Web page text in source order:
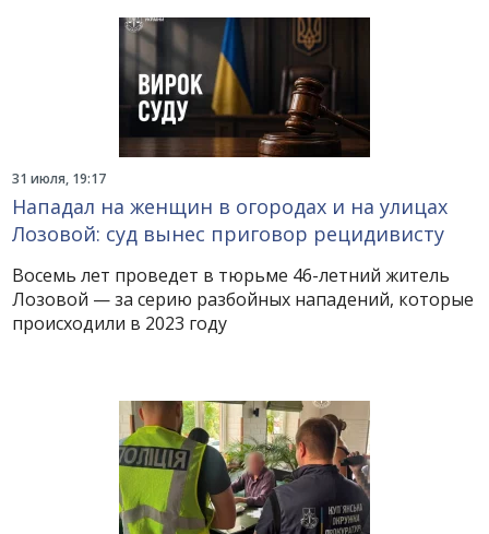
31 июля, 19:17
Нападал на женщин в огородах и на улицах
Лозовой: суд вынес приговор рецидивисту
Восемь лет проведет в тюрьме 46-летний житель
Лозовой — за серию разбойных нападений, которые
происходили в 2023 году